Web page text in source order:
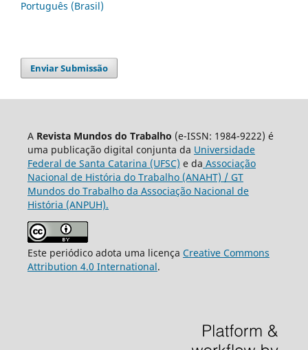
Português (Brasil)
Enviar Submissão
A Revista Mundos do Trabalho (e-ISSN: 1984-9222) é
uma publicação digital conjunta da Universidade
Federal de Santa Catarina (UFSC) e da Associação
Nacional de História do Trabalho (ANAHT) / GT
Mundos do Trabalho da Associação Nacional de
História (ANPUH).
Este periódico adota uma licença Creative Commons
Attribution 4.0 International.